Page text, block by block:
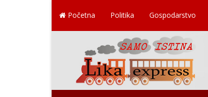
Početna Politika Gospodarstvo